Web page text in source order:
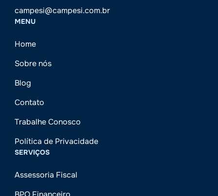
campesi@campesi.com.br
MENU
Home
Sobre nós
Blog
Contato
Trabalhe Conosco
Política de Privacidade
SERVIÇOS
Assessoria Fiscal